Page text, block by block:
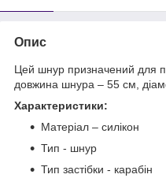
Опис
Цей шнур призначений для
довжина шнура – 55 см,
Характеристики:
Матеріал – силікон
Тип - шнур
Тип застібки - карабін